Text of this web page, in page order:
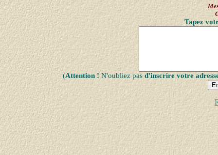
Tapez
(Attention !N'oubliez pas d'inscrire votre